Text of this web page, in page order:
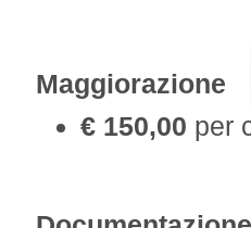
Maggiorazione
€ 150,00 per